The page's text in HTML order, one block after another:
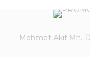
Mehmet Akif Mh.